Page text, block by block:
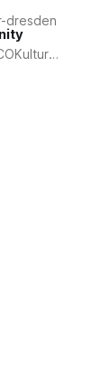
dresden
facebook.com/groups/IOCOKulturCommunity